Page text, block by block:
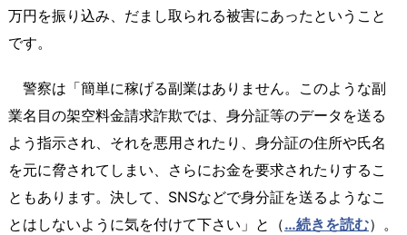
万円を振り込み、だまし取られる被害にあったということ
です。
警察は「簡単に稼げる副業はありません。このような副
業名目の架空料金請求詐欺では、身分証等のデータを送る
よう指示され、それを悪用されたり、身分証の住所や氏名
を元に脅されてしまい、さらにお金を要求されたりするこ
ともあります。決して、SNSなどで身分証を送るようなこ
とはしないように気を付けて下さい」と（…続きを読む）。